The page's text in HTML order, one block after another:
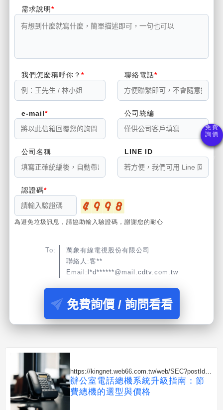
需求說明
我們怎麼稱呼你？ 聯絡電話
e-mail 公司統編
公司名稱 LINE ID
認證碼
為避免垃圾訊息，請協助輸入驗證碼，謝謝您的耐心
To:
萬象有線電視股份有限公司
聯絡人:客**
Email:l*d******@mail.cdtv.com.tw
免費詢價 / 詢問看看
https://kingnet.web66.com.tw/web/SEC?postId=1
352308
辦公室電話總機系統升級指南：節
費總機的選型與價格